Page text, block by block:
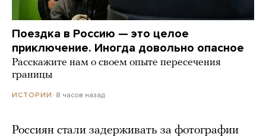
Поездка в Россию — это целое
приключение. Иногда довольно опасное
Расскажите нам о своем опыте пересечения
границы
ИСТОРИИ 8 часов назад
Россиян стали задерживать за фотографии